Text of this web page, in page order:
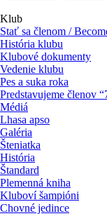
Klub
Stať sa členom /
História klubu
Klubové dokumenty
Vedenie klubu
Pes a suka roka
Predstavujeme členov
Médiá
Lhasa apso
Galéria
Šteniatka
História
Štandard
Plemenná kniha
Kluboví šampióni
Chovné jedince